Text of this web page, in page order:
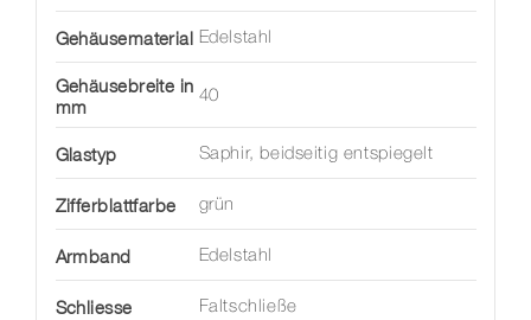
Gehäusematerial Edelstahl
Gehäusebreite in
mm
40
Glastyp Saphir, beidseitig entspiegelt
Zifferblattfarbe grün
Armband Edelstahl
Schliesse Faltschließe